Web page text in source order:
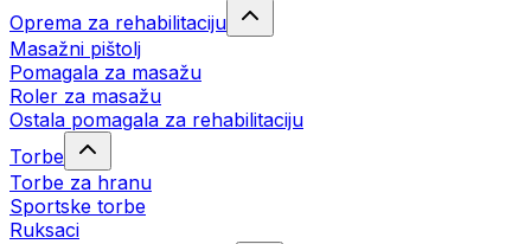
Oprema za rehabilitaciju
Masažni pištolj
Pomagala za masažu
Roler za masažu
Ostala pomagala za rehabilitaciju
Torbe
Torbe za hranu
Sportske torbe
Ruksaci